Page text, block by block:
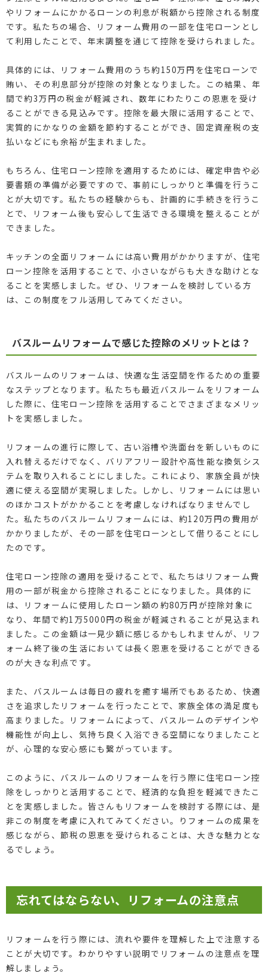
やリフォームにかかるローンの利息が税額から控除される制度
です。私たちの場合、リフォーム費用の一部を住宅ローンとし
て利用したことで、年末調整を通じて控除を受けられました。
具体的には、リフォーム費用のうち約150万円を住宅ローンで
賄い、その利息部分が控除の対象となりました。この結果、年
間で約3万円の税金が軽減され、数年にわたりこの恩恵を受け
ることができる見込みです。控除を最大限に活用することで、
実質的にかなりの金額を節約することができ、固定資産税の支
払いなどにも余裕が生まれました。
もちろん、住宅ローン控除を適用するためには、確定申告や必
要書類の準備が必要ですので、事前にしっかりと準備を行うこ
とが大切です。私たちの経験からも、計画的に手続きを行うこ
とで、リフォーム後も安心して生活できる環境を整えることが
できました。
キッチンの全面リフォームには高い費用がかかりますが、住宅
ローン控除を活用することで、小さいながらも大きな助けとな
ることを実感しました。ぜひ、リフォームを検討している方
は、この制度をフル活用してみてください。
バスルームリフォームで感じた控除のメリットとは？
バスルームのリフォームは、快適な生活空間を作るための重要
なステップとなります。私たちも最近バスルームをリフォーム
した際に、住宅ローン控除を活用することでさまざまなメリッ
トを実感しました。
リフォームの進行に際して、古い浴槽や洗面台を新しいものに
入れ替えるだけでなく、バリアフリー設計や高性能な換気シス
テムを取り入れることにしました。これにより、家族全員が快
適に使える空間が実現しました。しかし、リフォームには思い
のほかコストがかかることを考慮しなければなりませんでし
た。私たちのバスルームリフォームには、約120万円の費用が
かかりましたが、その一部を住宅ローンとして借りることにし
たのです。
住宅ローン控除の適用を受けることで、私たちはリフォーム費
用の一部が税金から控除されることになりました。具体的に
は、リフォームに使用したローン額の約80万円が控除対象に
なり、年間で約1万5000円の税金が軽減されることが見込まれ
ました。この金額は一見少額に感じるかもしれませんが、リフ
ォーム終了後の生活においては長く恩恵を受けることができる
のが大きな利点です。
また、バスルームは毎日の疲れを癒す場所でもあるため、快適
さを追求したリフォームを行ったことで、家族全体の満足度も
高まりました。リフォームによって、バスルームのデザインや
機能性が向上し、気持ち良く入浴できる空間になりましたこと
が、心理的な安心感にも繋がっています。
このように、バスルームのリフォームを行う際に住宅ローン控
除をしっかりと活用することで、経済的な負担を軽減できたこ
とを実感しました。皆さんもリフォームを検討する際には、是
非この制度を考慮に入れてみてください。りフォームの成果を
感じながら、節税の恩恵を受けられることは、大きな魅力とな
るでしょう。
忘れてはならない、リフォームの注意点
リフォームを行う際には、流れや要件を理解した上で注意する
ことが大切です。わかりやすい説明でリフォームの注意点を理
解しましょう。